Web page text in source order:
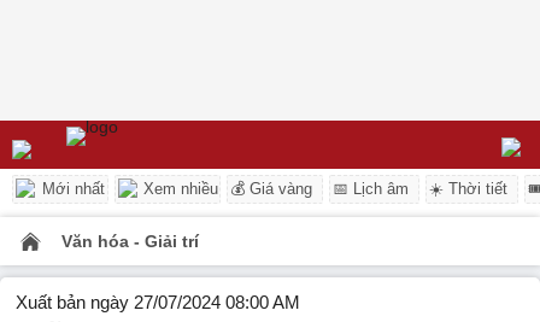
Mới nhất Xem nhiều 💰 Giá vàng 📅 Lịch âm ☀️ Thời tiết
Văn hóa - Giải trí
Xuất bản ngày 27/07/2024 08:00 AM